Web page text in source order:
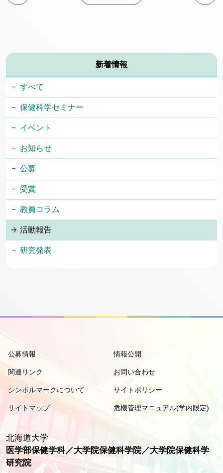
新着情報
すべて
保健科学セミナー
イベント
お知らせ
公募
受賞
教員コラム
活動報告
研究発表
北海道大学
医学部保健学科／大学院保健科学院／大学院保健科学
研究院
公募情報 情報公開
関連リンク お問い合わせ
シンボルマークについて サイトポリシー
サイトマップ 危機管理マニュアル(学内限定)